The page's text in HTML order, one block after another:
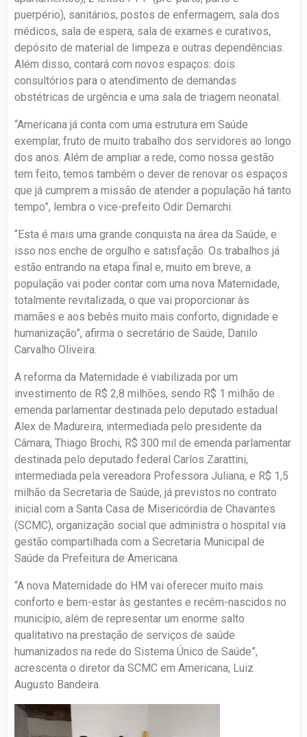
puerpério), sanitários, postos de enfermagem, sala dos
médicos, sala de espera, sala de exames e curativos,
depósito de material de limpeza e outras dependências.
Além disso, contará com novos espaços: dois
consultórios para o atendimento de demandas
obstétricas de urgência e uma sala de triagem neonatal.
“Americana já conta com uma estrutura em Saúde
exemplar, fruto de muito trabalho dos servidores ao longo
dos anos. Além de ampliar a rede, como nossa gestão
tem feito, temos também o dever de renovar os espaços
que já cumprem a missão de atender a população há tanto
tempo”, lembra o vice-prefeito Odir Demarchi.
“Esta é mais uma grande conquista na área da Saúde, e
isso nos enche de orgulho e satisfação. Os trabalhos já
estão entrando na etapa final e, muito em breve, a
população vai poder contar com uma nova Maternidade,
totalmente revitalizada, o que vai proporcionar às
mamães e aos bebês muito mais conforto, dignidade e
humanização”, afirma o secretário de Saúde, Danilo
Carvalho Oliveira.
A reforma da Maternidade é viabilizada por um
investimento de R$ 2,8 milhões, sendo R$ 1 milhão de
emenda parlamentar destinada pelo deputado estadual
Alex de Madureira, intermediada pelo presidente da
Câmara, Thiago Brochi, R$ 300 mil de emenda parlamentar
destinada pelo deputado federal Carlos Zarattini,
intermediada pela vereadora Professora Juliana, e R$ 1,5
milhão da Secretaria de Saúde, já previstos no contrato
inicial com a Santa Casa de Misericórdia de Chavantes
(SCMC), organização social que administra o hospital via
gestão compartilhada com a Secretaria Municipal de
Saúde da Prefeitura de Americana.
“A nova Maternidade do HM vai oferecer muito mais
conforto e bem-estar às gestantes e recém-nascidos no
município, além de representar um enorme salto
qualitativo na prestação de serviços de saúde
humanizados na rede do Sistema Único de Saúde”,
acrescenta o diretor da SCMC em Americana, Luiz
Augusto Bandeira.